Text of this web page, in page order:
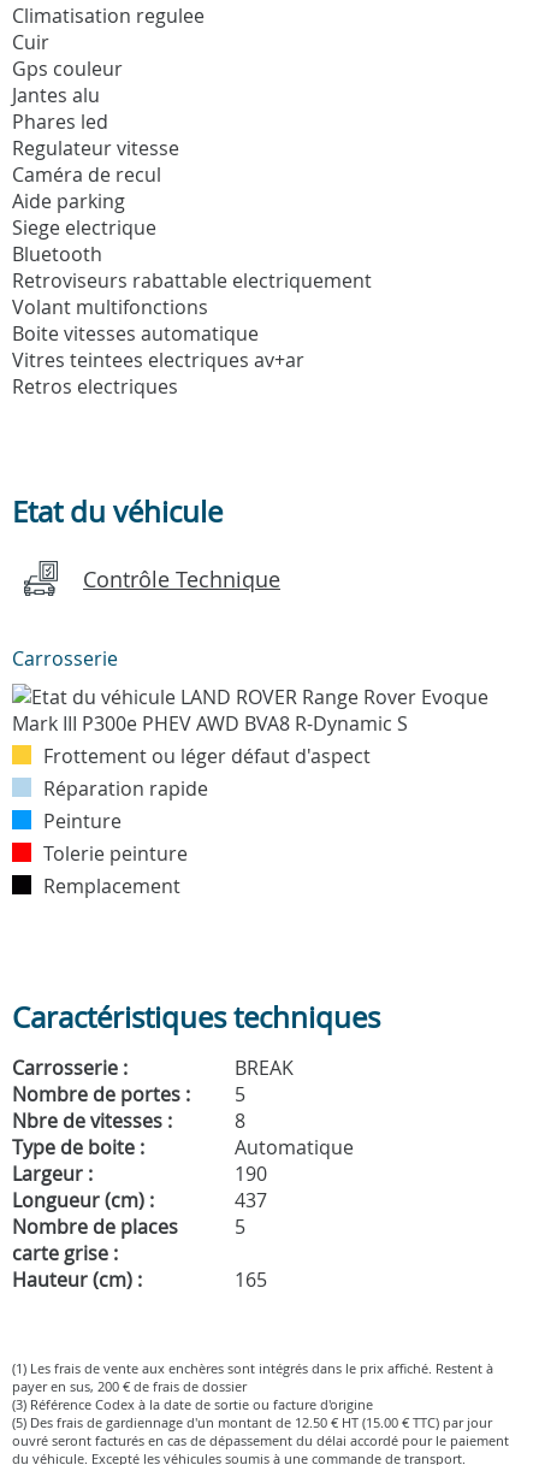
Climatisation regulee
Cuir
Gps couleur
Jantes alu
Phares led
Regulateur vitesse
Caméra de recul
Aide parking
Siege electrique
Bluetooth
Retroviseurs rabattable electriquement
Volant multifonctions
Boite vitesses automatique
Vitres teintees electriques av+ar
Retros electriques
Etat du véhicule
Contrôle Technique
Carrosserie
Frottement ou léger défaut d'aspect
Réparation rapide
Peinture
Tolerie peinture
Remplacement
Caractéristiques techniques
Carrosserie :
BREAK
Nombre de portes :
5
Nbre de vitesses :
8
Type de boite :
Automatique
Largeur :
190
Longueur (cm) :
437
Nombre de places
carte grise :
5
Hauteur (cm) :
165
(1) Les frais de vente aux enchères sont intégrés dans le prix affiché. Restent à
payer en sus, 200 € de frais de dossier
(3) Référence Codex à la date de sortie ou facture d'origine
(5) Des frais de gardiennage d'un montant de 12.50 € HT (15.00 € TTC) par jour
ouvré seront facturés en cas de dépassement du délai accordé pour le paiement
du véhicule. Excepté les véhicules soumis à une commande de transport.